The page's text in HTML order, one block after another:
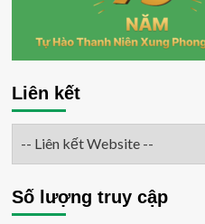
Liên kết
Số lượng truy cập